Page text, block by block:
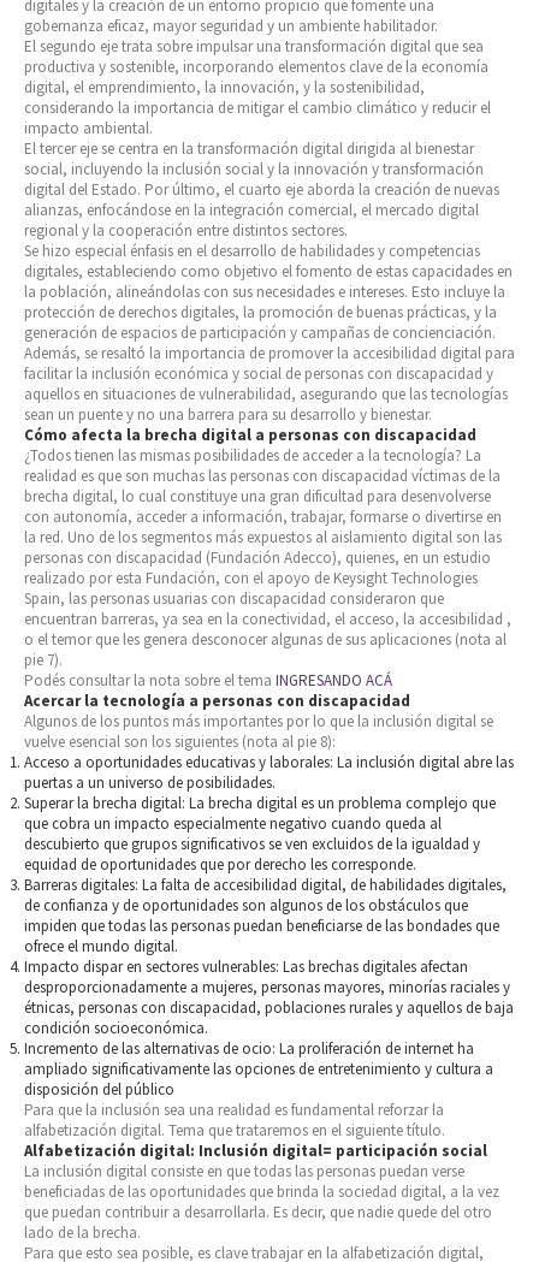
digitales y la creación de un entorno propicio que fomente una
gobernanza eficaz, mayor seguridad y un ambiente habilitador.
El segundo eje trata sobre impulsar una transformación digital que sea
productiva y sostenible, incorporando elementos clave de la economía
digital, el emprendimiento, la innovación, y la sostenibilidad,
considerando la importancia de mitigar el cambio climático y reducir el
impacto ambiental.
El tercer eje se centra en la transformación digital dirigida al bienestar
social, incluyendo la inclusión social y la innovación y transformación
digital del Estado. Por último, el cuarto eje aborda la creación de nuevas
alianzas, enfocándose en la integración comercial, el mercado digital
regional y la cooperación entre distintos sectores.
Se hizo especial énfasis en el desarrollo de habilidades y competencias
digitales, estableciendo como objetivo el fomento de estas capacidades en
la población, alineándolas con sus necesidades e intereses. Esto incluye la
protección de derechos digitales, la promoción de buenas prácticas, y la
generación de espacios de participación y campañas de concienciación.
Además, se resaltó la importancia de promover la accesibilidad digital para
facilitar la inclusión económica y social de personas con discapacidad y
aquellos en situaciones de vulnerabilidad, asegurando que las tecnologías
sean un puente y no una barrera para su desarrollo y bienestar.
Cómo afecta la brecha digital a personas con discapacidad
¿Todos tienen las mismas posibilidades de acceder a la tecnología? La
realidad es que son muchas las personas con discapacidad víctimas de la
brecha digital, lo cual constituye una gran dificultad para desenvolverse
con autonomía, acceder a información, trabajar, formarse o divertirse en
la red. Uno de los segmentos más expuestos al aislamiento digital son las
personas con discapacidad (Fundación Adecco), quienes, en un estudio
realizado por esta Fundación, con el apoyo de Keysight Technologies
Spain, las personas usuarias con discapacidad consideraron que
encuentran barreras, ya sea en la conectividad, el acceso, la accesibilidad ,
o el temor que les genera desconocer algunas de sus aplicaciones (nota al
pie 7).
Podés consultar la nota sobre el tema INGRESANDO ACÁ
Acercar la tecnología a personas con discapacidad
Algunos de los puntos más importantes por lo que la inclusión digital se
vuelve esencial son los siguientes (nota al pie 8):
Acceso a oportunidades educativas y laborales: La inclusión digital abre las
puertas a un universo de posibilidades.
Superar la brecha digital: La brecha digital es un problema complejo que
que cobra un impacto especialmente negativo cuando queda al
descubierto que grupos significativos se ven excluidos de la igualdad y
equidad de oportunidades que por derecho les corresponde.
Barreras digitales: La falta de accesibilidad digital, de habilidades digitales,
de confianza y de oportunidades son algunos de los obstáculos que
impiden que todas las personas puedan beneficiarse de las bondades que
ofrece el mundo digital.
Impacto dispar en sectores vulnerables: Las brechas digitales afectan
desproporcionadamente a mujeres, personas mayores, minorías raciales y
étnicas, personas con discapacidad, poblaciones rurales y aquellos de baja
condición socioeconómica.
Incremento de las alternativas de ocio: La proliferación de internet ha
ampliado significativamente las opciones de entretenimiento y cultura a
disposición del público
Para que la inclusión sea una realidad es fundamental reforzar la
alfabetización digital. Tema que trataremos en el siguiente título.
Alfabetización digital: Inclusión digital= participación social
La inclusión digital consiste en que todas las personas puedan verse
beneficiadas de las oportunidades que brinda la sociedad digital, a la vez
que puedan contribuir a desarrollarla. Es decir, que nadie quede del otro
lado de la brecha.
Para que esto sea posible, es clave trabajar en la alfabetización digital,